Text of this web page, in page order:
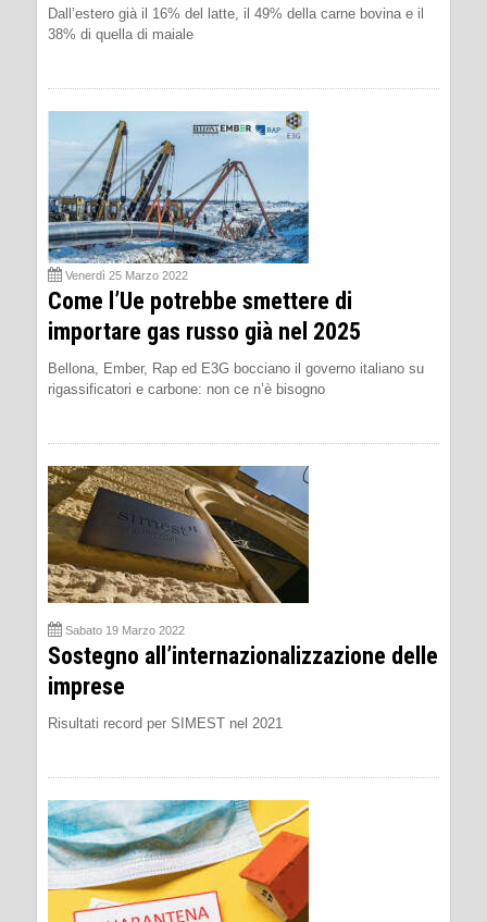
Dall’estero già il 16% del latte, il 49% della carne bovina e il
38% di quella di maiale
Venerdì 25 Marzo 2022
Come l’Ue potrebbe smettere di
importare gas russo già nel 2025
Bellona, Ember, Rap ed E3G bocciano il governo italiano su
rigassificatori e carbone: non ce n’è bisogno
Sabato 19 Marzo 2022
Sostegno all’internazionalizzazione delle
imprese
Risultati record per SIMEST nel 2021